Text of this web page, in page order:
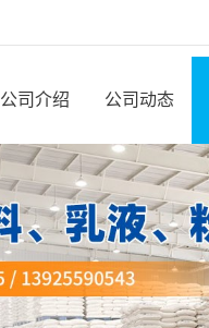
公司介绍 公司动态